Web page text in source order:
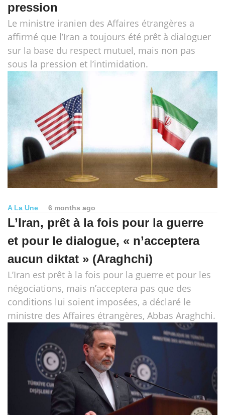
pression
Le ministre iranien des Affaires étrangères a
affirmé que l’Iran a toujours été prêt à dialoguer
sur la base du respect mutuel, mais non pas
sous la pression et l’intimidation.
A La Une 6 months ago
L’Iran, prêt à la fois pour la guerre
et pour le dialogue, « n’acceptera
aucun diktat » (Araghchi)
L’Iran est prêt à la fois pour la guerre et pour les
négociations, mais n’acceptera pas que des
conditions lui soient imposées, a déclaré le
ministre des Affaires étrangères, Abbas Araghchi.